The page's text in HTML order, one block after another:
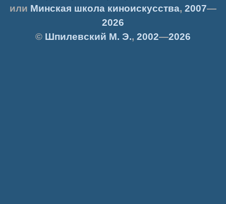
или Минская школа киноискусства, 2007—
2026
© Шпилевский М. Э., 2002—2026